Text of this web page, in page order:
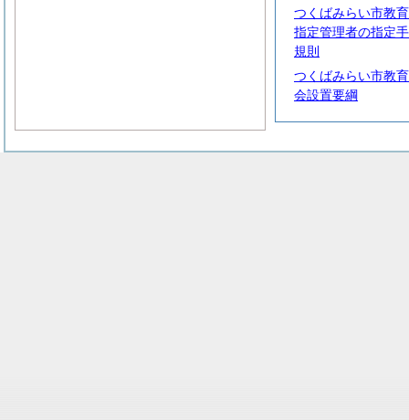
つくばみらい市教
指定管理者の指定
規則
つくばみらい市教
会設置要綱